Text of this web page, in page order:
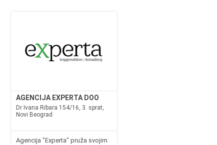
AGENCIJA EXPERTA DOO
Dr Ivana Ribara 154/16, 3. sprat,
Novi Beograd
Agencija "Experta" pruža svojim